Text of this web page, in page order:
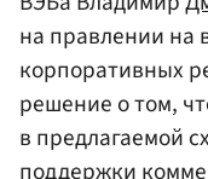
на правлении на
корпоративных
решение о том,
в предлагаемой
поддержки